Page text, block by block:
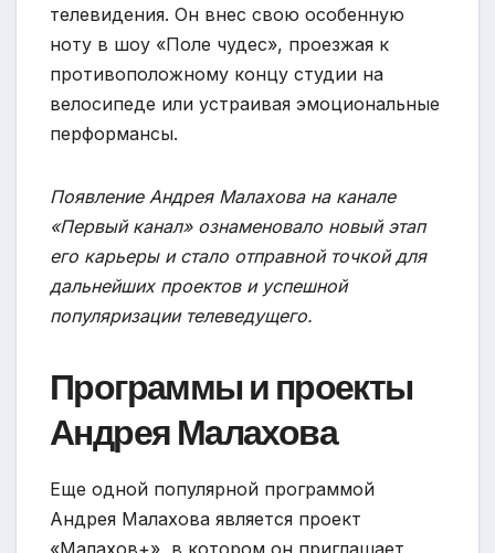
телевидения. Он внес свою особенную
ноту в шоу «Поле чудес», проезжая к
противоположному концу студии на
велосипеде или устраивая эмоциональные
перформансы.
Появление Андрея Малахова на канале
«Первый канал» ознаменовало новый этап
его карьеры и стало отправной точкой для
дальнейших проектов и успешной
популяризации телеведущего.
Программы и проекты
Андрея Малахова
Еще одной популярной программой
Андрея Малахова является проект